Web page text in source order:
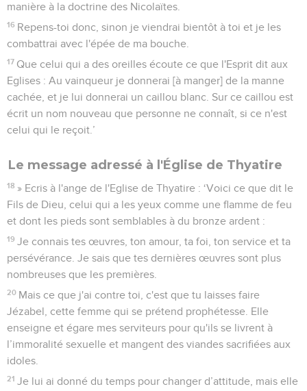
manière à la doctrine des Nicolaïtes.
16 Repens-toi donc, sinon je viendrai bientôt à toi et je les
combattrai avec l'épée de ma bouche.
17 Que celui qui a des oreilles écoute ce que l'Esprit dit aux
Eglises : Au vainqueur je donnerai [à manger] de la manne
cachée, et je lui donnerai un caillou blanc. Sur ce caillou est
écrit un nom nouveau que personne ne connaît, si ce n'est
celui qui le reçoit.’
Le message adressé à l'Église de Thyatire
18 » Ecris à l'ange de l'Eglise de Thyatire : ‘Voici ce que dit le
Fils de Dieu, celui qui a les yeux comme une flamme de feu
et dont les pieds sont semblables à du bronze ardent :
19 Je connais tes œuvres, ton amour, ta foi, ton service et ta
persévérance. Je sais que tes dernières œuvres sont plus
nombreuses que les premières.
20 Mais ce que j'ai contre toi, c'est que tu laisses faire
Jézabel, cette femme qui se prétend prophétesse. Elle
enseigne et égare mes serviteurs pour qu'ils se livrent à
l’immoralité sexuelle et mangent des viandes sacrifiées aux
idoles.
21 Je lui ai donné du temps pour changer d’attitude, mais elle